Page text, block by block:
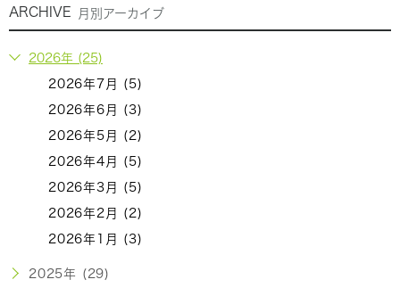
ARCHIVE 月別アーカイブ
2026年 (25)
2026年7月 (5)
2026年6月 (3)
2026年5月 (2)
2026年4月 (5)
2026年3月 (5)
2026年2月 (2)
2026年1月 (3)
2025年 (29)